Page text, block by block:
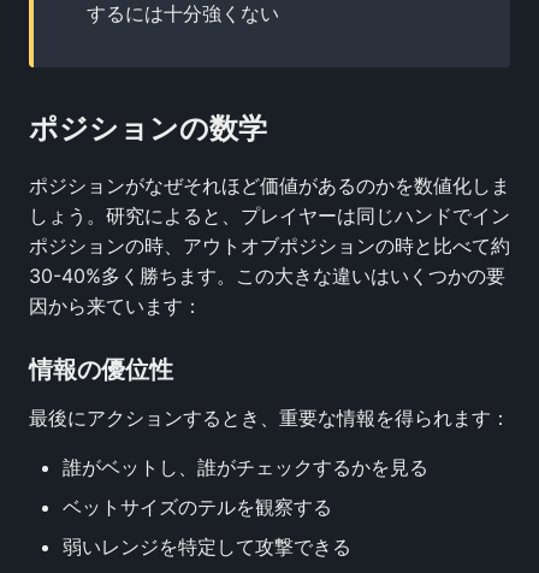
するには十分強くない
ポジションの数学
ポジションがなぜそれほど価値があるのかを数値化しま
しょう。研究によると、プレイヤーは同じハンドでイン
ポジションの時、アウトオブポジションの時と比べて約
30-40%多く勝ちます。この大きな違いはいくつかの要
因から来ています：
情報の優位性
最後にアクションするとき、重要な情報を得られます：
誰がベットし、誰がチェックするかを見る
ベットサイズのテルを観察する
弱いレンジを特定して攻撃できる